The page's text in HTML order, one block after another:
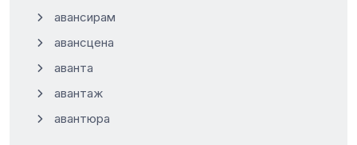
авансирам
авансцена
аванта
авантаж
авантюра